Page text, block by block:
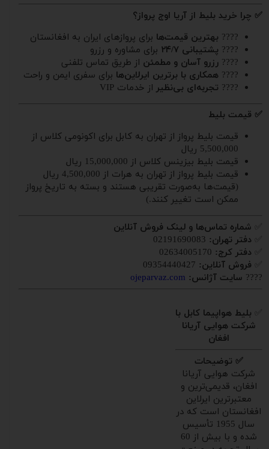
✅ چرا خرید بلیط از آریا اوج پرواز؟
???? بهترین قیمت‌ها برای پروازهای ایران به افغانستان
???? پشتیبانی ۲۴/۷
برای مشاوره و رزرو
???? رزرو آسان و مطمئن از طریق تماس تلفنی
???? همکاری با برترین ایرلاین‌ها برای سفری ایمن و راحت
???? تجربه‌ای بی‌نظیر از خدمات VIP
✅ قیمت بلیط
قیمت بلیط پرواز از تهران به کابل برای اکونومی کلاس از
5,500,000 ریال
قیمت بلیط بیزینس کلاس از 15,000,000 ریال
قیمت بلیط پرواز از تهران به هرات از 4,500,000 ریال
(قیمت‌ها به‌صورت تقریبی هستند و بسته به تاریخ پرواز
ممکن است تغییر کنند.)
شماره تماس‌ها و لینک فروش آنلاین
دفتر تهران:
دفتر کرج:
فروش آنلاین:
???? سایت آژانس: ojeparvaz.com
بلیط هواپیما کابل با
شرکت هوایی آریانا
افغان
✅ توضیحات
شرکت هوایی آریانا
افغان، قدیمی‌ترین و
معتبرترین ایرلاین
افغانستان است که در
سال 1955 تأسیس
شده و با بیش از 60